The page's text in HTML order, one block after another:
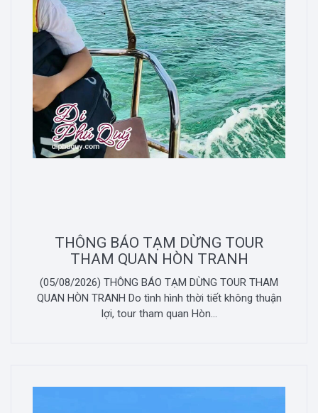
THÔNG BÁO TẠM DỪNG TOUR
THAM QUAN HÒN TRANH
(05/08/2026) THÔNG BÁO TẠM DỪNG TOUR THAM
QUAN HÒN TRANH Do tình hình thời tiết không thuận
lợi, tour tham quan Hòn...